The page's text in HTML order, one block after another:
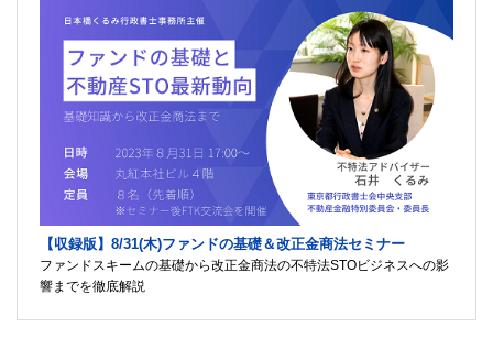
【収録版】8/31(木)ファンドの基礎＆改正金商法セミナー
ファンドスキームの基礎から改正金商法の不特法STOビジネスへの影
響までを徹底解説